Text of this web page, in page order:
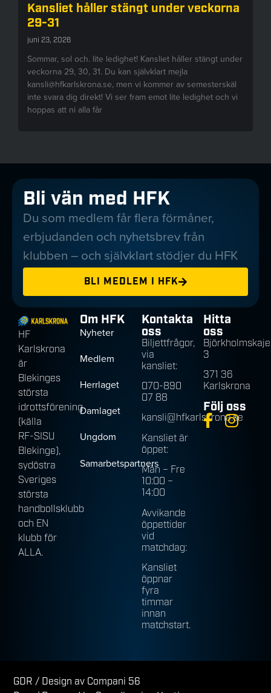
Kansliet håller stängt under veckorna
29-31
juni 23, 2026
Sommar, sol och. lite ledighet! Kansliet håller stängt under
veckorna 29, 30, 31. Du kan självklart mejla
kansli@hfkarlskrona.se, men vi kommer av semesterskäl
inte svara dig direkt! Vi ser fram emot lite ledighet och vi
hoppas att ni alla får
Bli vän med HFK
Du som medlem får flera förmåner,
erbjudanden och nyhetsbrev från
klubben – och självklart stödjer du HFK
BLI MEDLEM I HFK
HF
Karlskrona
är
Blekinges
största
idrottsförening
(källa
RF-SISU
Blekinge),
sydöstra
Sveriges
största
handbollsklubb
och EN
klubb för
ALLA.
Om HFK
Nyheter
Medlem
Herrlaget
Damlaget
Ungdom
Samarbetspartners
Kontakta
oss
Biljettfrågor,
via
kansliet:
070-890
07 88
kansli@hfkarlskrona.se
Kansliet är
öppet:
Mån – Fre
10:00 –
14:00
Avvikande
öppettider
vid
matchdag:
Kansliet
öppnar
fyra
timmar
innan
matchstart.
Hitta
oss
3
371 36
Karlskrona
Följ oss
GDR / Design av Compani 56